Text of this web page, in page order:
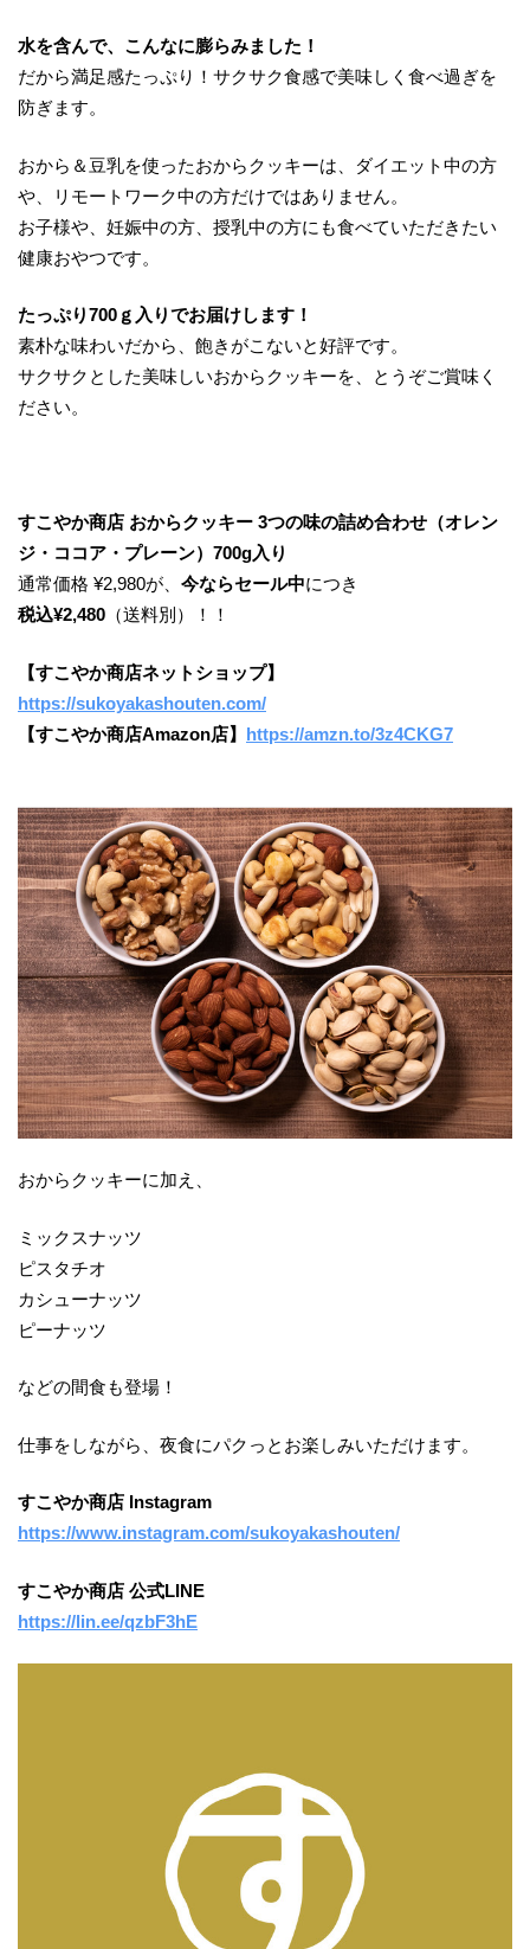
水を含んで、こんなに膨らみました！
だから満足感たっぷり！サクサク食感で美味しく食べ過ぎを
防ぎます。
おから＆豆乳を使ったおからクッキーは、ダイエット中の方
や、リモートワーク中の方だけではありません。
お子様や、妊娠中の方、授乳中の方にも食べていただきたい
健康おやつです。
たっぷり700ｇ入りでお届けします！
素朴な味わいだから、飽きがこないと好評です。
サクサクとした美味しいおからクッキーを、とうぞご賞味く
ださい。
すこやか商店 おからクッキー 3つの味の詰め合わせ（オレン
ジ・ココア・プレーン）700g入り
通常価格 ¥2,980が、 今ならセール中につき
税込¥2,480 （送料別）！！
【すこやか商店ネットショップ】
https://sukoyakashouten.com/
【すこやか商店Amazon店】 https://amzn.to/3z4CKG7
おからクッキーに加え、
ミックスナッツ
ピスタチオ
カシューナッツ
ピーナッツ
などの間食も登場！
仕事をしながら、夜食にパクっとお楽しみいただけます。
すこやか商店 Instagram
https://www.instagram.com/sukoyakashouten/
すこやか商店 公式LINE
https://lin.ee/qzbF3hE